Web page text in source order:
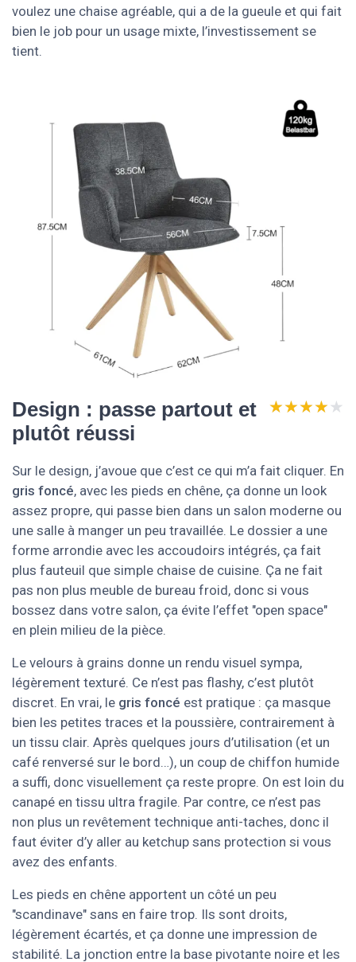
voulez une chaise agréable, qui a de la gueule et qui fait
bien le job pour un usage mixte, l’investissement se
tient.
Design : passe partout et
plutôt réussi
★★★★★
★★★★★
Sur le design, j’avoue que c’est ce qui m’a fait cliquer. En
gris foncé, avec les pieds en chêne, ça donne un look
assez propre, qui passe bien dans un salon moderne ou
une salle à manger un peu travaillée. Le dossier a une
forme arrondie avec les accoudoirs intégrés, ça fait
plus fauteuil que simple chaise de cuisine. Ça ne fait
pas non plus meuble de bureau froid, donc si vous
bossez dans votre salon, ça évite l’effet "open space"
en plein milieu de la pièce.
Le velours à grains donne un rendu visuel sympa,
légèrement texturé. Ce n’est pas flashy, c’est plutôt
discret. En vrai, le gris foncé est pratique : ça masque
bien les petites traces et la poussière, contrairement à
un tissu clair. Après quelques jours d’utilisation (et un
café renversé sur le bord…), un coup de chiffon humide
a suffi, donc visuellement ça reste propre. On est loin du
canapé en tissu ultra fragile. Par contre, ce n’est pas
non plus un revêtement technique anti-taches, donc il
faut éviter d’y aller au ketchup sans protection si vous
avez des enfants.
Les pieds en chêne apportent un côté un peu
"scandinave" sans en faire trop. Ils sont droits,
légèrement écartés, et ça donne une impression de
stabilité. La jonction entre la base pivotante noire et les